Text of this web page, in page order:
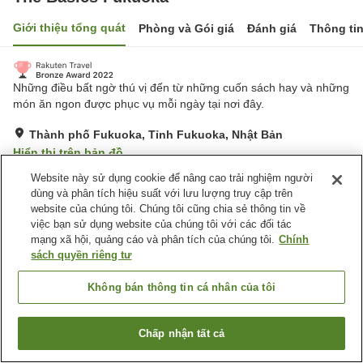
Giới thiệu tổng quát Phòng và Gói giá Đánh giá Thông
Những điều bất ngờ thú vị đến từ những cuốn sách hay và những
món ăn ngon được phục vụ mỗi ngày tại nơi đây.
Thành phố Fukuoka, Tỉnh Fukuoka, Nhật Bản
Hiển thị trên bản đồ
Tuyệt vời Đánh giá:612lượt
Tiện nghi chỗ nghỉ
Bãi đỗ xe
Cafe
Trang chủ Nhật Bản Tỉnh Fukuoka
Thành phố Fukuoka
The Basics Fukuoka
Tìm phòng trống
Website này sử dụng cookie để nâng cao trải nghiệm người
dùng và phân tích hiệu suất với lưu lượng truy cập trên
website của chúng tôi. Chúng tôi cũng chia sẻ thông tin về
việc bạn sử dụng website của chúng tôi với các đối tác
mạng xã hội, quảng cáo và phân tích của chúng tôi. Chính
sách quyền riêng tư
Không bán thông tin cá nhân của tôi
Chấp nhận tất cả